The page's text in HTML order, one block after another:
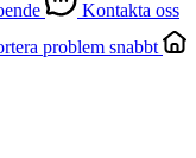
Kontakta oss
problem snabbt